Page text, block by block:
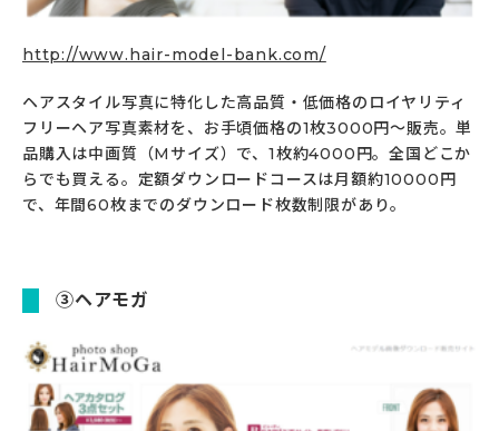
http://www.hair-model-bank.com/
ヘアスタイル写真に特化した高品質・低価格のロイヤリティ
フリーヘア写真素材を、お手頃価格の1枚3000円～販売。単
品購入は中画質（Mサイズ）で、1枚約4000円。全国どこか
らでも買える。定額ダウンロードコースは月額約10000円
で、年間60枚までのダウンロード枚数制限があり。
③ヘアモガ